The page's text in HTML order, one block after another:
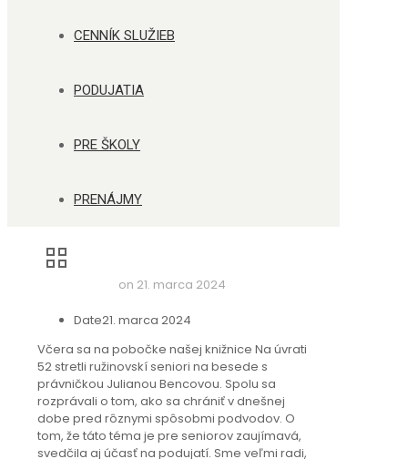
CENNÍK SLUŽIEB
PODUJATIA
PRE ŠKOLY
PRENÁJMY
on 21. marca 2024
Date21. marca 2024
Včera sa na pobočke našej knižnice Na úvrati
52 stretli ružinovskí seniori na besede s
právničkou Julianou Bencovou. Spolu sa
rozprávali o tom, ako sa chrániť v dnešnej
dobe pred rôznymi spôsobmi podvodov. O
tom, že táto téma je pre seniorov zaujímavá,
svedčila aj účasť na podujatí. Sme veľmi radi,